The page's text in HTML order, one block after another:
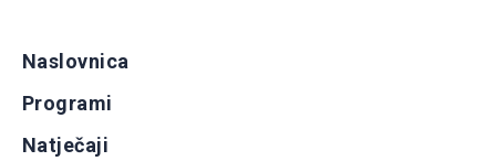
Naslovnica
Programi
Natječaji